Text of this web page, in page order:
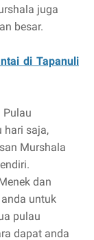
juga
besar.
di Tapanuli
Pulau
hari saja,
Murshala
dan
untuk
pulau
dapat anda